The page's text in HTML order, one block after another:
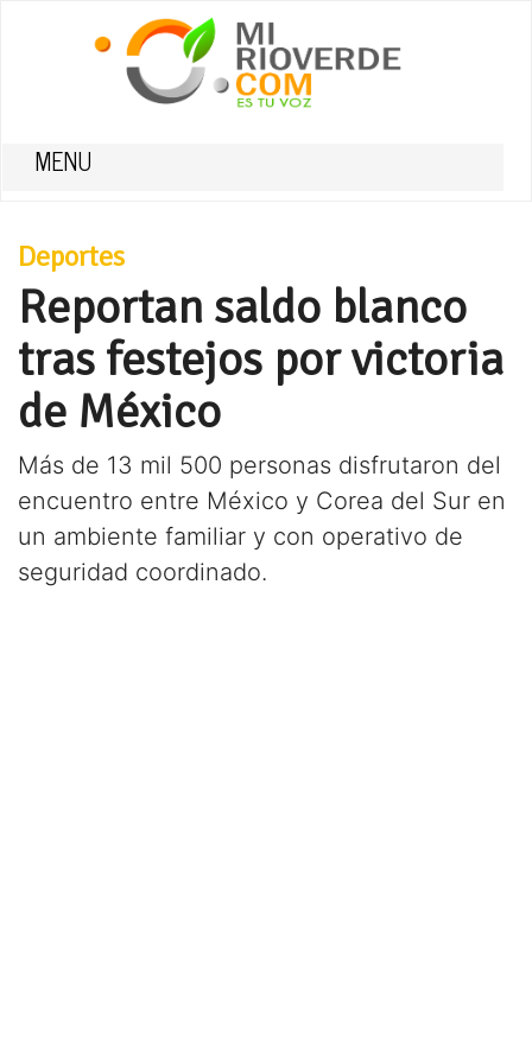
MENU
Deportes
Reportan saldo blanco
tras festejos por victoria
de México
Más de 13 mil 500 personas disfrutaron del
encuentro entre México y Corea del Sur en
un ambiente familiar y con operativo de
seguridad coordinado.